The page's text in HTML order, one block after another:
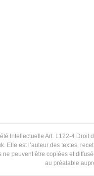
Intellectuelle Art. L122-4 Droit
Elle est l’auteur des textes,
ne peuvent être copiées et
au préalable